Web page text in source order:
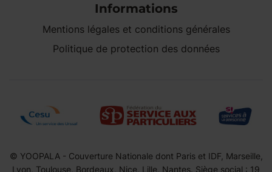
Informations
Mentions légales et conditions générales
Politique de protection des données
© YOOPALA - Couverture Nationale dont Paris et IDF, Marseille,
Lyon, Toulouse, Bordeaux, Nice, Lille, Nantes. Siège social : 19